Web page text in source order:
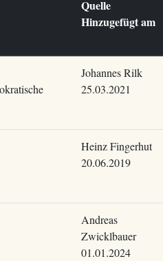
Quelle
Hinzugefügt am
Johannes Rilk
25.03.2021
Heinz Fingerhut
20.06.2019
Andreas
Zwicklbauer
01.01.2024